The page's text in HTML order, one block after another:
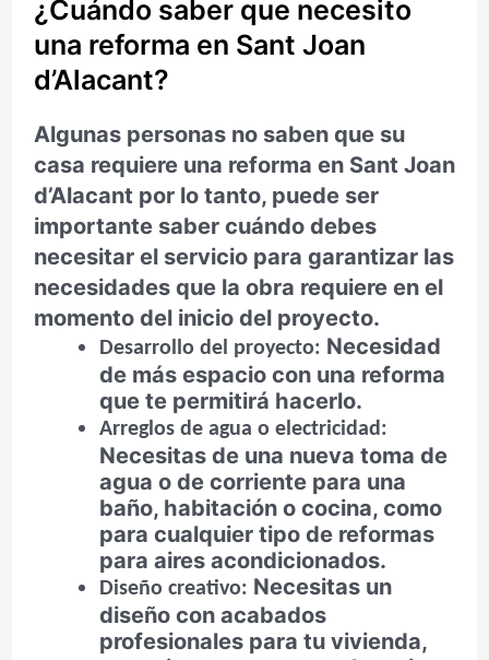
¿Cuándo saber que necesito
una reforma en Sant Joan
d’Alacant?
Algunas personas no saben que su
casa requiere una reforma en Sant Joan
d’Alacant por lo tanto, puede ser
importante saber cuándo debes
necesitar el servicio para garantizar las
necesidades que la obra requiere en el
momento del inicio del proyecto.
Desarrollo del proyecto: Necesidad
de más espacio con una reforma
que te permitirá hacerlo.
Arreglos de agua o electricidad:
Necesitas de una nueva toma de
agua o de corriente para una
baño, habitación o cocina, como
para cualquier tipo de reformas
para aires acondicionados.
Diseño creativo: Necesitas un
diseño con acabados
profesionales para tu vivienda,